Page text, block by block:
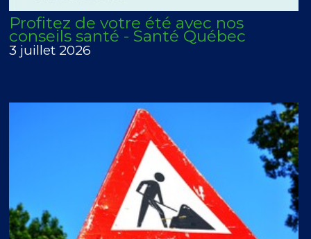
Profitez de votre été avec nos
conseils santé - Santé Québec
3 juillet 2026